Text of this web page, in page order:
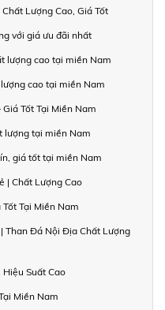
Lượng Cao, Giá Tốt
với giá ưu đãi nhất
lượng cao tại miền Nam
cao tại miền Nam
Tốt Tại Miền Nam
lượng tại miền Nam
giá tốt tại miền Nam
| Chất Lượng Cao
Tại Miền Nam
Than Đá Nội Địa Chất Lượng
Hiệu Suất Cao
Miền Nam